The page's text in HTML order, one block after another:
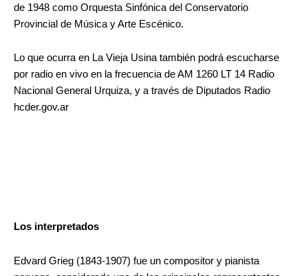
de 1948 como Orquesta Sinfónica del Conservatorio
Provincial de Música y Arte Escénico.
Lo que ocurra en La Vieja Usina también podrá escucharse
por radio en vivo en la frecuencia de AM 1260 LT 14 Radio
Nacional General Urquiza, y a través de Diputados Radio
hcder.gov.ar
Los interpretados
Edvard Grieg (1843-1907) fue un compositor y pianista